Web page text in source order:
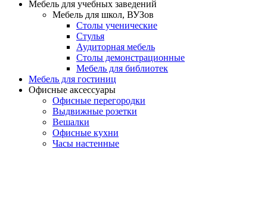
Мебель для учебных заведений
Мебель для школ, ВУЗов
Столы ученические
Стулья
Аудиторная мебель
Столы демонстрационные
Мебель для библиотек
Мебель для гостиниц
Офисные аксессуары
Офисные перегородки
Выдвижные розетки
Вешалки
Офисные кухни
Часы настенные